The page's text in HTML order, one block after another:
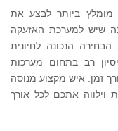
מומלץ ביותר לבצע את
שיש למערכת האזעקה
הנכונה לחיונית
רב בתחום מערכות
זמן. איש מקצוע מנוסה
וילווה אתכם לכל אורך